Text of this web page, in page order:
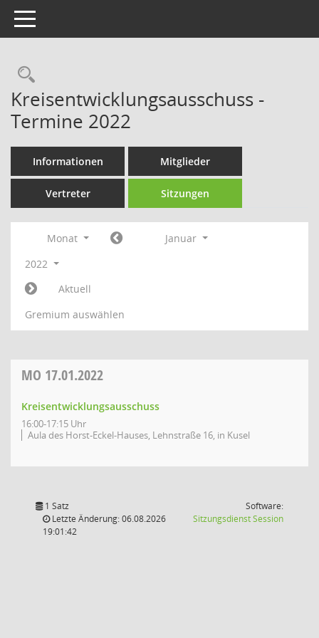
Toggle navigation
Rechercheauswahl
Kreisentwicklungsausschuss -
Termine 2022
Informationen Mitglieder
Vertreter Sitzungen
Monat
Januar
2022
Aktuell
Gremium auswählen
MO 17.01.2022
Kreisentwicklungsausschuss
16:00-17:15 Uhr
Aula des Horst-Eckel-Hauses, Lehnstraße 16, in Kusel
1 Satz
Letzte Änderung: 06.08.2026
19:01:42
Software:
SitzungsdienstSession(Wird in